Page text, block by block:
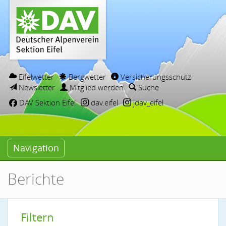
Eifelwetter Bergwetter
Versicherungsschutz
Newsletter
Mitglied werden
Suche
DAV Sektion Eifel
dav.eifel jdav_eifel
Navigation
Berichte
Filtern